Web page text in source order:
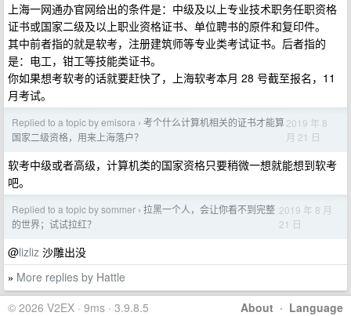
上海一网通办官网给出的条件是：中级及以上专业技术职务任职资格
证书或国家二级及以上职业资格证书、单位聘书的原件和复印件。
其中前者指的就是软考，注册建筑师等专业类考试证书。后者指的
是：电工，钳工等技能类证书。
你如果想考软考的话就要赶快了，上海软考本月 28 号截至报名，11
月考试。
Replied to a topic by emisora › 考个什么计算机相关的证书才能算
国家二级资格，用来上海落户？
2019 年 8
月 21 日
软考中级或者高级，计算机类的国家资格只要稍微一想就能想到软考
吧。
Replied to a topic by sommer › 拉黑一个人，会让你看不到完整
的世界；试试拉红？
2019 年 8 月
21 日
@lizliz 沙雕出没
» More replies by Hattle
About · Language
© 2026 V2EX · 9ms · 3.9.8.5